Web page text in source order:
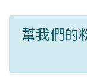
幫我們的